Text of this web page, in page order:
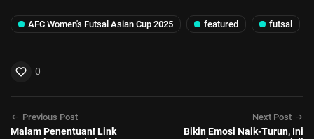
AFC Women's Futsal Asian Cup 2025 featured futsal
0
Previous Post
Malam Penentuan! Link
Next Post
Bikin Emosi Naik-Turun, Ini